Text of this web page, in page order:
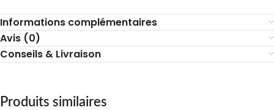
Informations complémentaires
Avis (0)
Conseils & Livraison
Produits similaires